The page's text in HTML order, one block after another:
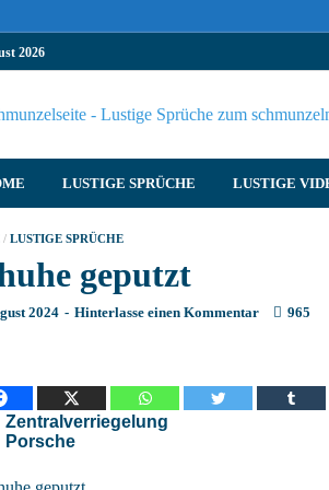
2026
LUSTIGE SPRÜCHE LUSTIGE
/ LUSTIGE SPRÜCHE
geputzt
2024 - Hinterlasse einen Kommentar 965
Zentralverriegelung
Porsche